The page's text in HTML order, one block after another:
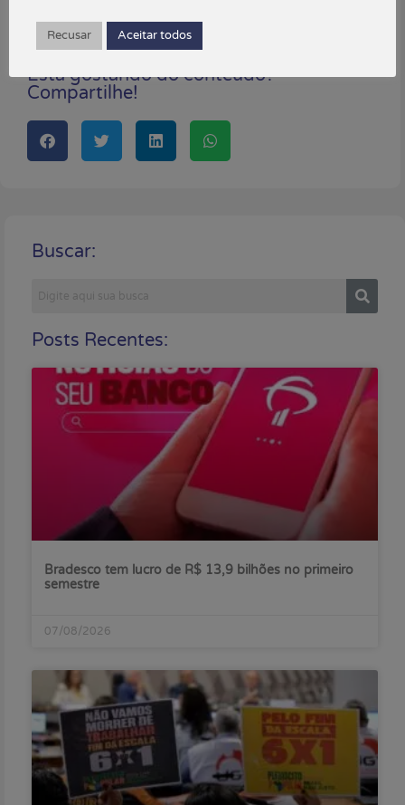
maio 14, 2024
Está gostando do conteúdo?
Compartilhe!
Buscar:
Posts Recentes:
Bradesco tem lucro de R$ 13,9 bilhões no primeiro
semestre
07/08/2026
Recusar Aceitar todos